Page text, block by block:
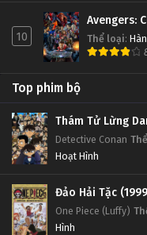
10
Avengers:
Thể loại:
Top phim bộ
Thám Tử Lừng
Detective Conan
Hoạt Hình
Đảo Hải Tặc
One Piece (Luffy)
Hình